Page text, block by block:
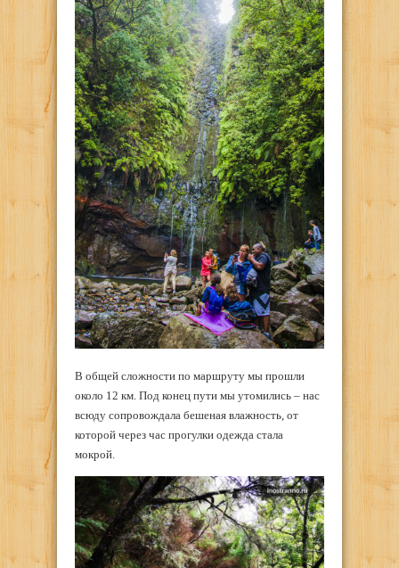
В общей сложности по маршруту мы прошли
около 12 км. Под конец пути мы утомились – нас
всюду сопровождала бешеная влажность, от
которой через час прогулки одежда стала
мокрой.